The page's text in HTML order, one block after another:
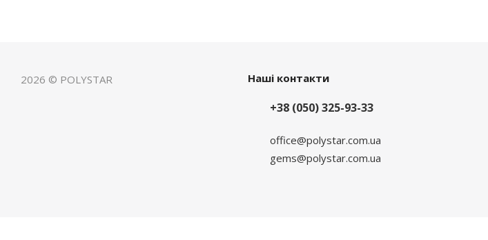
2026 © POLYSTAR Наші контакти
+38 (050) 325-93-33
office@polystar.com.ua
gems@polystar.com.ua